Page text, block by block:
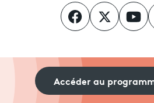
Accéder au